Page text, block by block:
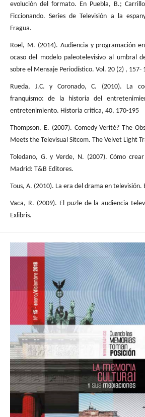
evolución del formato. En Puebla, B.;
Ficcionando. Series de Televisión a la
Fragua.
Roel, M. (2014). Audiencia y programación
ocaso del modelo paleotelevisivo al umbral
sobre el Mensaje Periodístico. Vol. 20 (2) , 157-
Rueda, J.C. y Coronado, C. (2010). La
franquismo: de la historia del
entretenimiento. Historia critica, 40, 170-195
Thompson, E. (2007). Comedy Verité? The
Meets the Televisual Sitcom. The Velvet Light
Toledano, G. y Verde, N. (2007). Cómo
Madrid: T&B Editores.
Tous, A. (2010). La era del drama en televisión.
Vaca, R. (2009). El puzle de la audiencia
Exlibris.